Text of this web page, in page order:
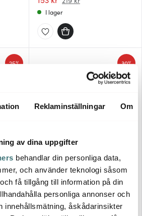
Reklaminställningar Om
av dina uppgifter
behandlar din personliga data,
och använder teknologi såsom
få tillgång till information på din
personliga annonser och
innehållsmätning, åskådarinsikter
I lager
25%
Edward Blom
Ölglas No: 6 Inget är så
160 kr 229 kr
30%
I lager